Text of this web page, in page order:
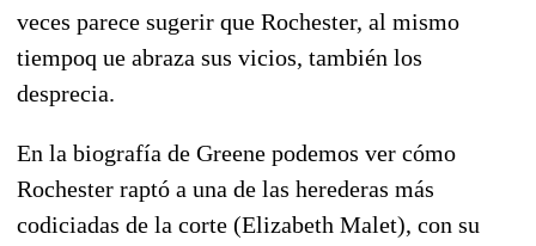
veces parece sugerir que Rochester, al mismo
tiempoq ue abraza sus vicios, también los
desprecia.
En la biografía de Greene podemos ver cómo
Rochester raptó a una de las herederas más
codiciadas de la corte (Elizabeth Malet), con su